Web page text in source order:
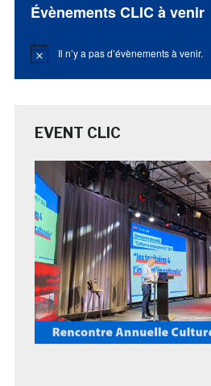
Évènements CLIC à venir
Notice Il n’y a pas d’évènements à venir.
EVENT CLIC